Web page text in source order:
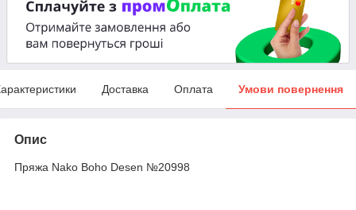
Доставка Оплата Умови повернення
Опис
Пряжа Nako Boho Desen №20998